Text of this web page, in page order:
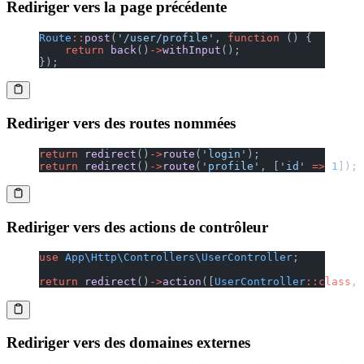
Rediriger vers la page précédente
Route :: post ( '/user/profile' , function () {
    return
back () ->withInput ();
});
Rediriger vers des routes nommées
return redirect () ->route ( 'login' );
return redirect () ->route ( 'profile' , [ 'id' => 1 ]);
Rediriger vers des actions de contrôleur
use App\Http\Controllers\UserController ;
return redirect () ->action ([ UserController ::class ,
Rediriger vers des domaines externes